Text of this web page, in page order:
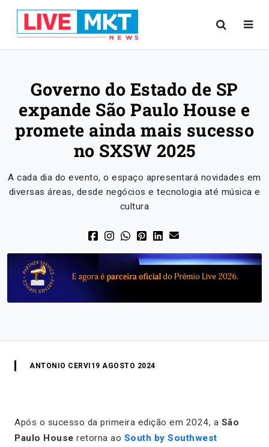
Governo do Estado de SP
expande São Paulo House e
promete ainda mais sucesso
no SXSW 2025
A cada dia do evento, o espaço apresentará novidades em
diversas áreas, desde negócios e tecnologia até música e
cultura
ANTONIO CERVI 19 AGOSTO 2024
Após o sucesso da primeira edição em 2024, a São
Paulo House retorna ao South by Southwest